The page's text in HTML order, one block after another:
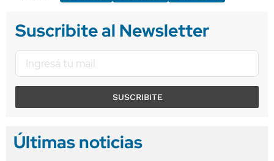
Suscribite al Newsletter
SUSCRIBITE
Últimas noticias